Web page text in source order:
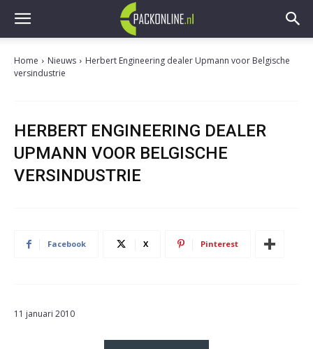
Home Nieuws
Herbert Engineering dealer Upmann voor Belgische
versindustrie
HERBERT ENGINEERING DEALER
UPMANN VOOR BELGISCHE
VERSINDUSTRIE
Facebook X Pinterest
11 januari 2010